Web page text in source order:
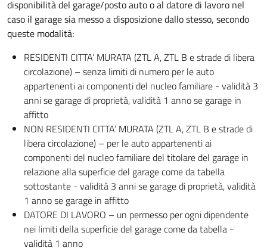
disponibilità del garage/posto auto o al datore di lavoro nel
caso il garage sia messo a disposizione dallo stesso, secondo
queste modalità:
RESIDENTI CITTA’ MURATA (ZTL A, ZTL B e strade di libera
circolazione) – senza limiti di numero per le auto
appartenenti ai componenti del nucleo familiare - validità 3
anni se garage di proprietà, validità 1 anno se garage in
affitto
NON RESIDENTI CITTA’ MURATA (ZTL A, ZTL B e strade di
libera circolazione) – per le auto appartenenti ai
componenti del nucleo familiare del titolare del garage in
relazione alla superficie del garage come da tabella
sottostante - validità 3 anni se garage di proprietà, validità
1 anno se garage in affitto
DATORE DI LAVORO – un permesso per ogni dipendente
nei limiti della superficie del garage come da tabella -
validità 1 anno